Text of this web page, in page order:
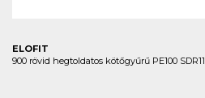
ELOFIT
900 rövid hegtoldatos kötőgyűrű PE100 SDR11